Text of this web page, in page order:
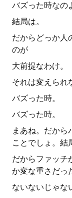
バズった時なの
結局は。
だからどっか人
のが
大前提なわけ。
それは変えられ
バズった時。
バズった時。
まあね。だから
ことでしょ。結
だからファッチ
か変な重さだっ
ないないじゃな